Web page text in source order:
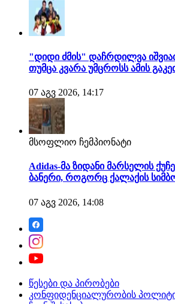
"დიდი ძმის" დაჩრდილვა
თუმცა კვარა უმცროსს ამის
07 აგვ 2026, 14:17
მსოფლიო ჩემპიონატი
Adidas-მა ზიდანი მარსელის
ბანერი, როგორც ქალაქის
07 აგვ 2026, 14:08
წესები და პირობები
კონფიდენციალურობის